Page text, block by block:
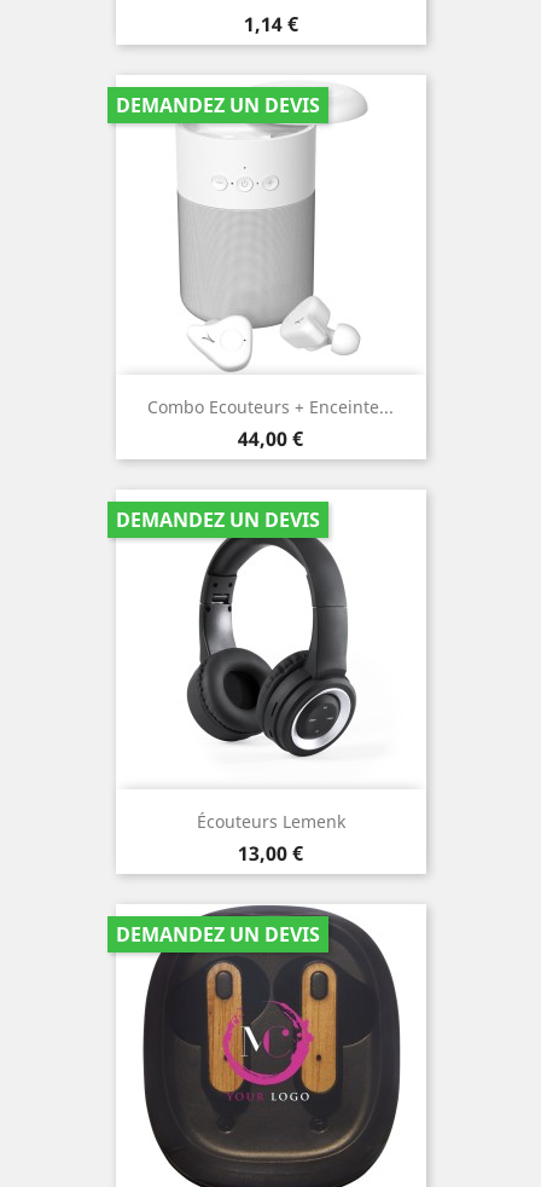
Prix
1,14 €
Combo Ecouteurs + Enceinte...
Prix
44,00 €
DEMANDEZ UN DEVIS
Écouteurs Lemenk
Prix
13,00 €
DEMANDEZ UN DEVIS
DEMANDEZ UN DEVIS